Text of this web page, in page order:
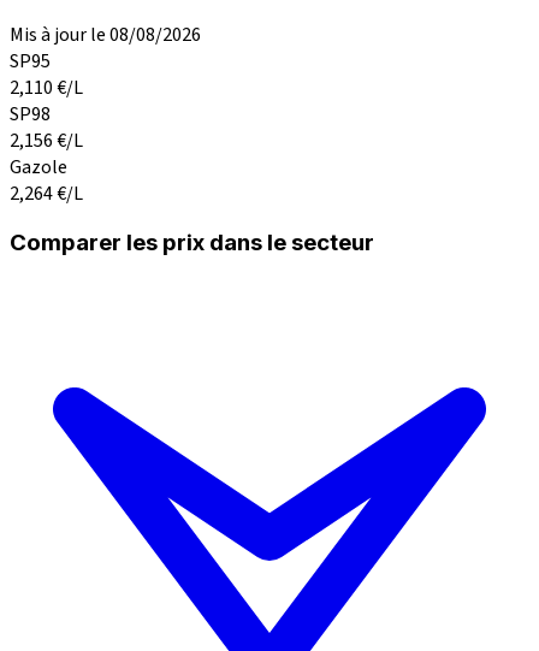
Mis à jour le 08/08/2026
SP95
2,110€/L
SP98
2,156€/L
Gazole
2,264€/L
Comparer les prix dans le secteur